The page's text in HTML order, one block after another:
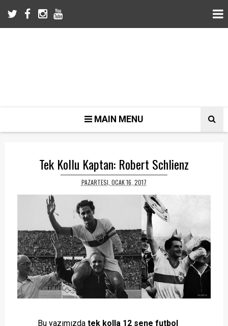
MAIN MENU
Tek Kollu Kaptan: Robert Schlienz
PAZARTESI, OCAK 16, 2017
Bu yazımızda tek kolla 12 sene futbol